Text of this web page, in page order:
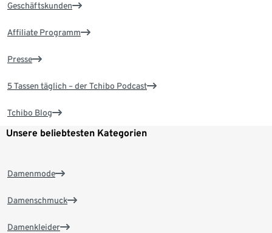
Geschäftskunden
Affiliate Programm
Presse
5 Tassen täglich – der Tchibo Podcast
Tchibo Blog
Unsere beliebtesten Kategorien
Damenmode
Damenschmuck
Damenkleider